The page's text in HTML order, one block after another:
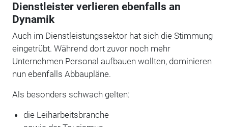
Dienstleister verlieren ebenfalls an
Dynamik
Auch im Dienstleistungssektor hat sich die Stimmung
eingetrübt. Während dort zuvor noch mehr
Unternehmen Personal aufbauen wollten, dominieren
nun ebenfalls Abbaupläne.
Als besonders schwach gelten:
die Leiharbeitsbranche